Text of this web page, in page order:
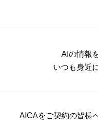
AIの情報
いつも身近に
AICAをご契約の皆様